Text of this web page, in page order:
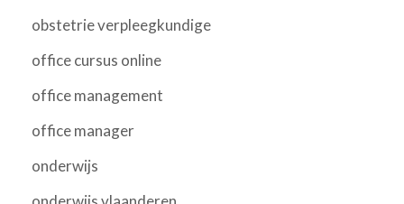
obstetrie verpleegkundige
office cursus online
office management
office manager
onderwijs